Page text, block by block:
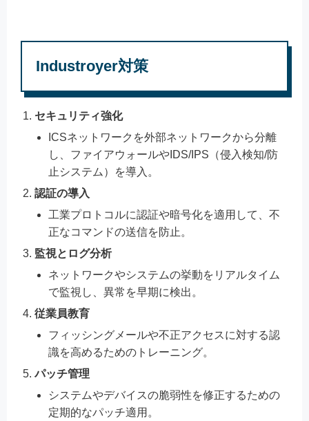
Industroyer対策
セキュリティ強化
ICSネットワークを外部ネットワークから分離
し、ファイアウォールやIDS/IPS（侵入検知/防
止システム）を導入。
認証の導入
工業プロトコルに認証や暗号化を適用して、不
正なコマンドの送信を防止。
監視とログ分析
ネットワークやシステムの挙動をリアルタイム
で監視し、異常を早期に検出。
従業員教育
フィッシングメールや不正アクセスに対する認
識を高めるためのトレーニング。
パッチ管理
システムやデバイスの脆弱性を修正するための
定期的なパッチ適用。